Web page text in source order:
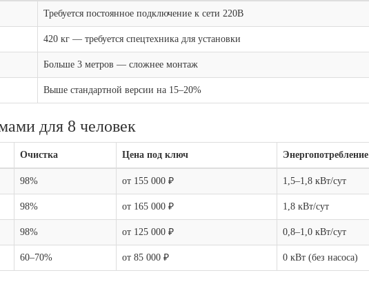
Требуется постоянное подключение к сети 220В
420 кг — требуется спецтехника для установки
Больше 3 метров — сложнее монтаж
Выше стандартной версии на 15–20%
для 8 человек
Очистка Цена под ключ Энергопотребление
98% от 155 000 ₽ 1,5–1,8 кВт/сут
98% от 165 000 ₽ 1,8 кВт/сут
98% от 125 000 ₽ 0,8–1,0 кВт/сут
60–70% от 85 000 ₽ 0 кВт (без насоса)